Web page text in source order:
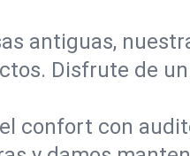
antiguas,
Disfrute de
confort con